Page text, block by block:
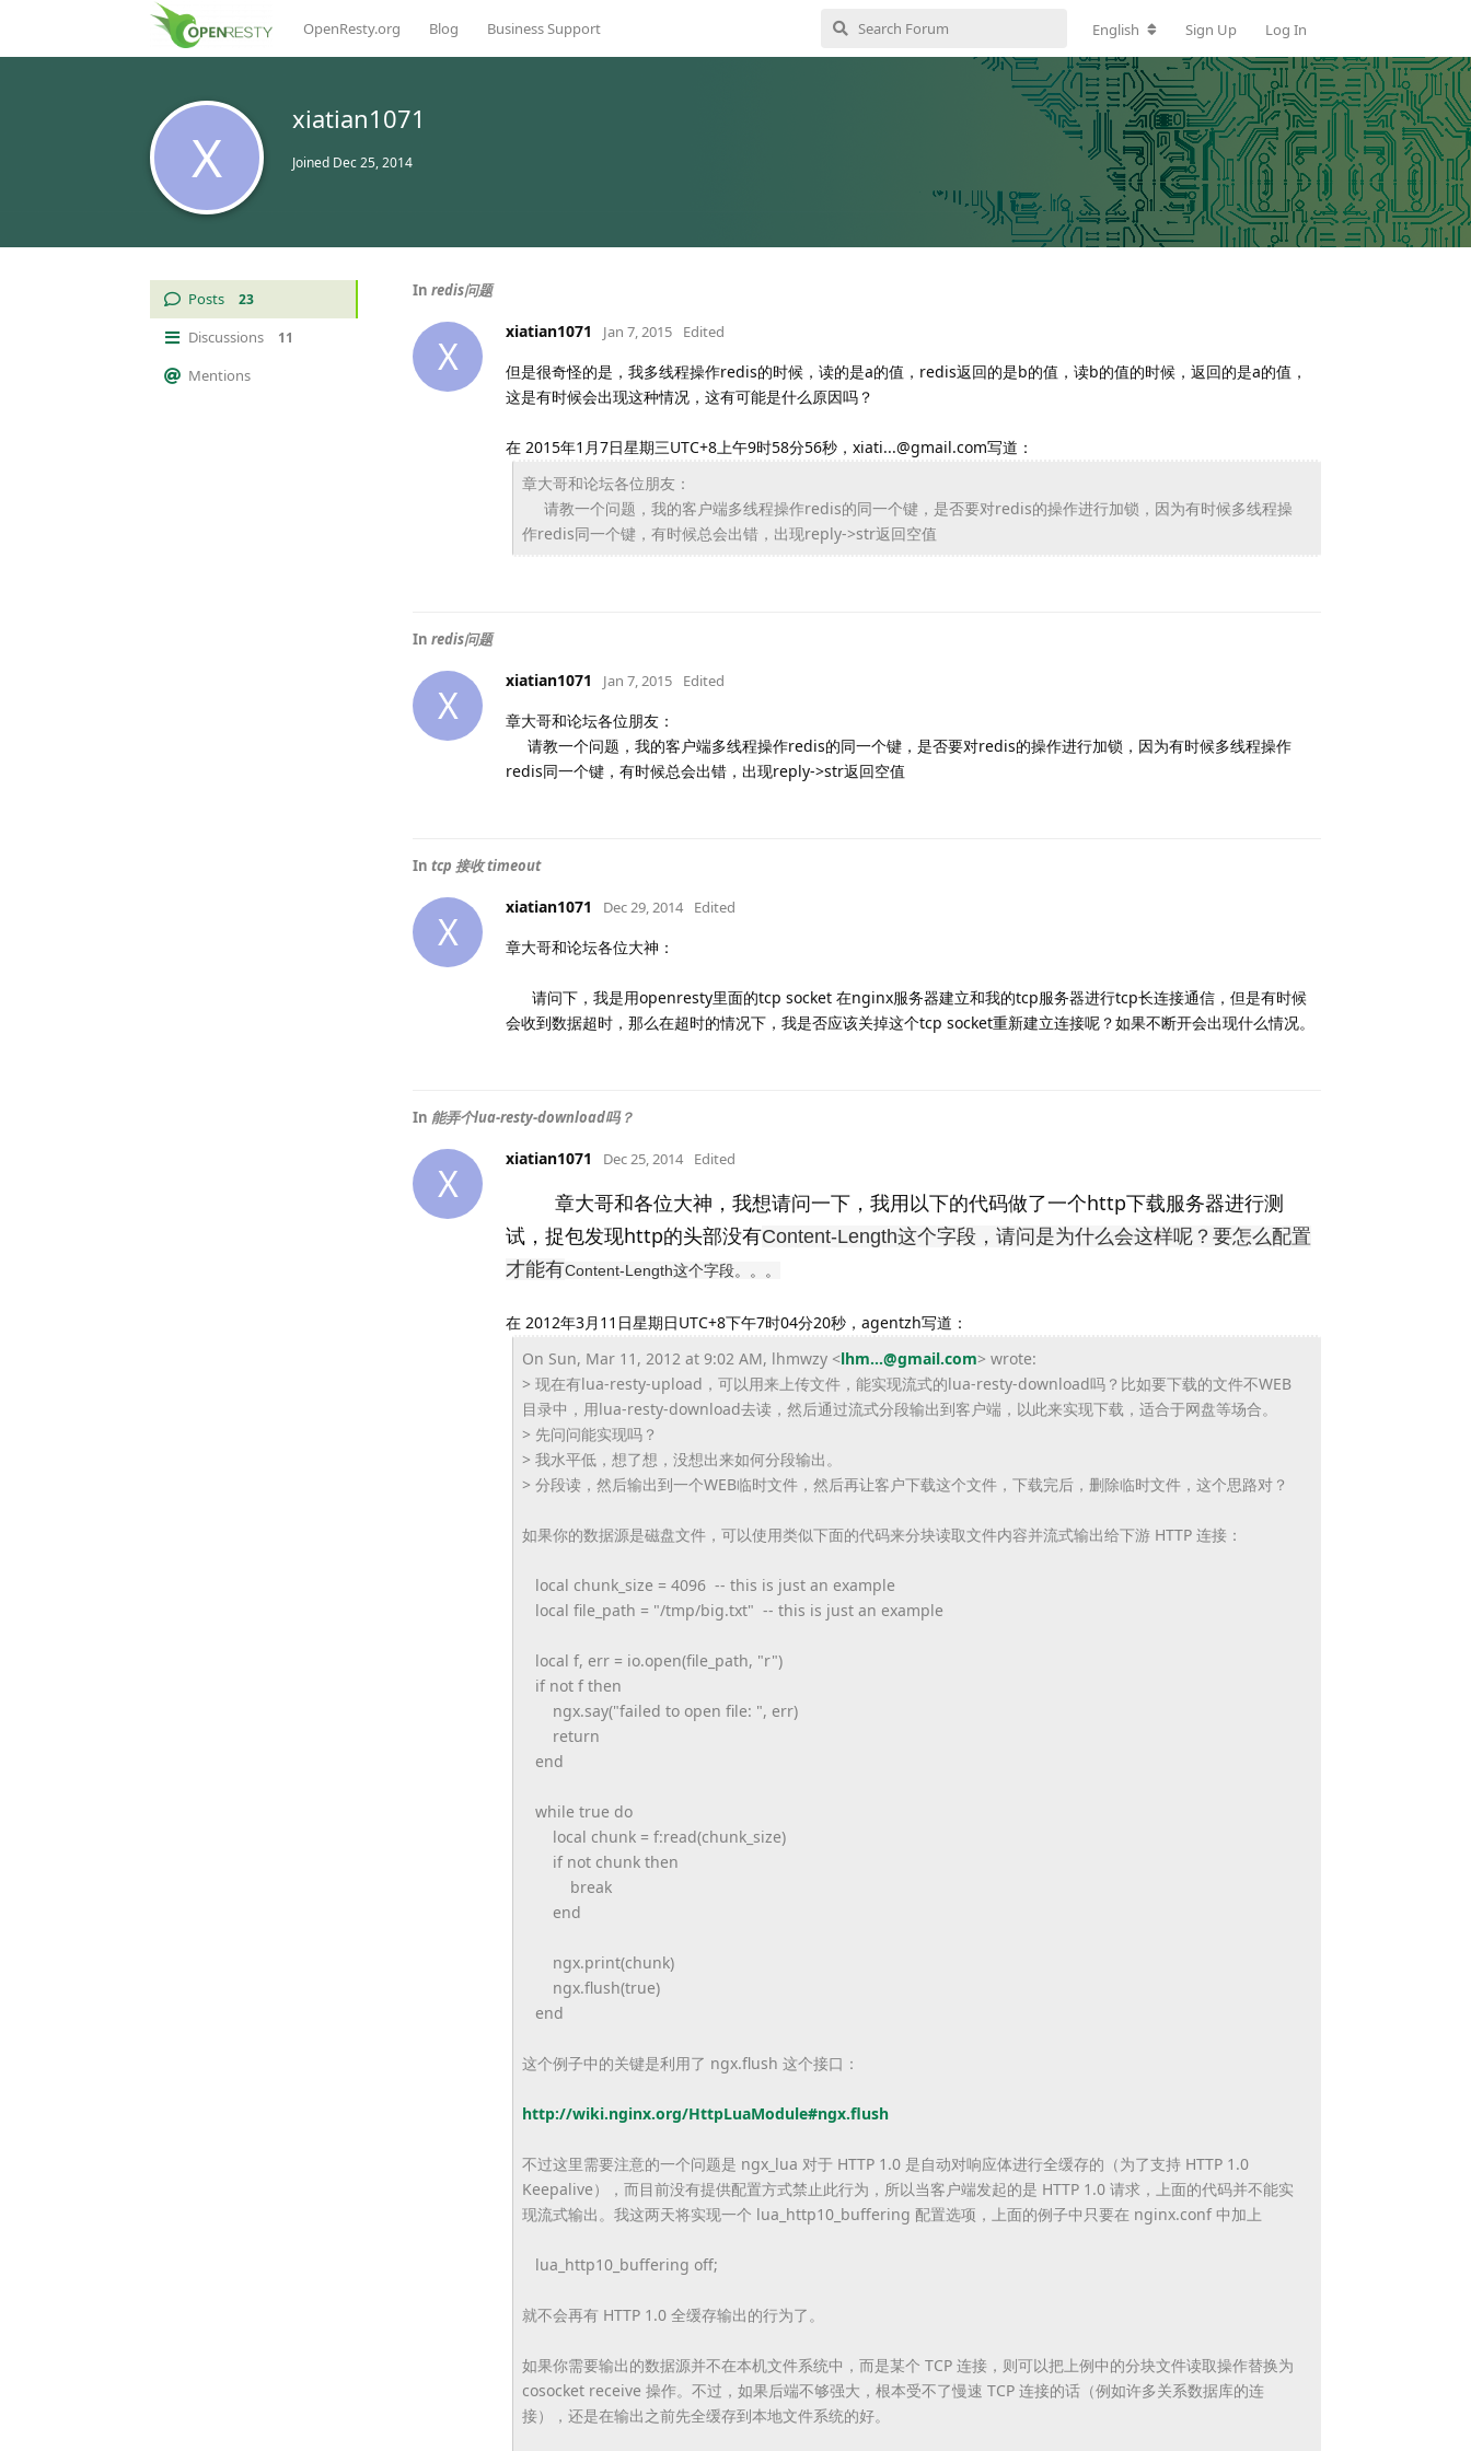
OpenResty.org Blog Business Support English Sign Up Log In
X
xiatian1071
Joined Dec 25, 2014
Posts 23
Discussions 11
Mentions
In redis问题
X
xiatian1071 Jan 7, 2015 Edited
但是很奇怪的是，我多线程操作redis的时候，读的是a的值，redis返回的是b的值，读b的值的时候，返回的是a的值，
这是有时候会出现这种情况，这有可能是什么原因吗？
在 2015年1月7日星期三UTC+8上午9时58分56秒，xiati...@gmail.com写道：
章大哥和论坛各位朋友：
请教一个问题，我的客户端多线程操作redis的同一个键， 是否要对redis的操作进行加锁， 因为有时候多线程操
作redis同一个键，有时候总会出错， 出现reply->str返回空值
In redis问题
X
xiatian1071 Jan 7, 2015 Edited
章大哥和论坛各位朋友：
请教一个问题，我的客户端多线程操作redis的同一个键，是否要对redis的操作进行加锁，因为有时候多线程操作
redis同一个键，有时候总会出错，出现reply->str返回空值
In tcp 接收 timeout
X
xiatian1071 Dec 29, 2014 Edited
章大哥和论坛各位大神：
请问下，我是用openresty里面的tcp socket 在nginx服务器建立和我的tcp服务器进行tcp长连接通信，但是有时候
会收到数据超时，那么在超时的情况下，我是否应该关掉这个tcp socket重新建立连接呢？如果不断开会出现什么情况。
In 能弄个lua-resty-download吗？
X
xiatian1071 Dec 25, 2014 Edited
章大哥和各位大神，我想请问一下，我用以下的代码做了一个http下载服务器进行测
试，捉包发现http的头部没有Content-Length这个字段，请问是为什么会这样呢？要怎么配置
才能有Content-Length这个字段。。。
在 2012年3月11日星期日UTC+8下午7时04分20秒，agentzh写道：
On Sun, Mar 11, 2012 at 9:02 AM, lhmwzy <lhm...@gmail.com> wrote:
> 现在有lua-resty-upload，可以用来上传文件， 能实现流式的lua-resty-download吗？ 比如要下载的文件不WEB
目录中，用lua-resty-download去读，然后通过流式分段输出到客户端， 以此来实现下载，适合于网盘等场合。
> 先问问能实现吗？
> 我水平低，想了想，没想出来如何分段输出。
> 分段读，然后输出到一个WEB临时文件， 然后再让客户下载这个文件，下载完后，删除临时文件， 这个思路对？
如果你的数据源是磁盘文件， 可以使用类似下面的代码来分块读取文件内容并流式输出给下游 HTTP 连接：
local chunk_size = 4096 -- this is just an example
local file_path = "/tmp/big.txt" -- this is just an example
local f, err = io.open(file_path, "r")
if not f then
ngx.say("failed to open file: ", err)
return
end
while true do
local chunk = f:read(chunk_size)
if not chunk then
break
end
ngx.print(chunk)
ngx.flush(true)
end
这个例子中的关键是利用了 ngx.flush 这个接口：
http://wiki.nginx.org/HttpLuaModule#ngx.flush
不过这里需要注意的一个问题是 ngx_lua 对于 HTTP 1.0 是自动对响应体进行全缓存的（为了支持 HTTP 1.0
Keepalive），而目前没有提供配置方式禁止此行为， 所以当客户端发起的是 HTTP 1.0 请求，上面的代码并不能实
现流式输出。我这两天将实现一个 lua_http10_buffering 配置选项，上面的例子中只要在 nginx.conf 中加上
lua_http10_buffering off;
就不会再有 HTTP 1.0 全缓存输出的行为了。
如果你需要输出的数据源并不在本机文件系统中，而是某个 TCP 连接，则可以把上例中的分块文件读取操作替换为
cosocket receive 操作。不过，如果后端不够强大，根本受不了慢速 TCP 连接的话（例如许多关系数据库的连
接）， 还是在输出之前先全缓存到本地文件系统的好。